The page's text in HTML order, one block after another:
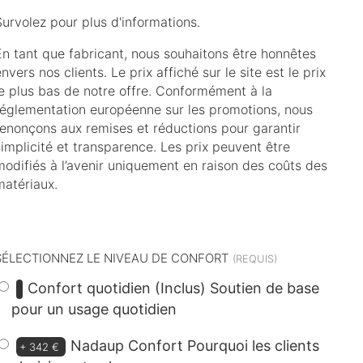
pour plus d'informations.
tant que fabricant, nous souhaitons être honnêtes
nos clients. Le prix affiché sur le site est le prix
plus bas de notre offre. Conformément à la
européenne sur les promotions, nous
aux remises et réductions pour garantir
et transparence. Les prix peuvent être
à l’avenir uniquement en raison des coûts des
LE NIVEAU DE CONFORT
Confort quotidien (Inclus) Soutien de base
pour un usage quotidien
+ 342 € Nadaup Confort Pourquoi les clients